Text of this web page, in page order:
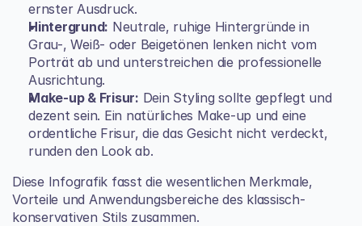
ernster Ausdruck.
Hintergrund: Neutrale, ruhige Hintergründe in
Grau-, Weiß- oder Beigetönen lenken nicht vom
Porträt ab und unterstreichen die professionelle
Ausrichtung.
Make-up & Frisur: Dein Styling sollte gepflegt und
dezent sein. Ein natürliches Make-up und eine
ordentliche Frisur, die das Gesicht nicht verdeckt,
runden den Look ab.
Diese Infografik fasst die wesentlichen Merkmale,
Vorteile und Anwendungsbereiche des klassisch-
konservativen Stils zusammen.